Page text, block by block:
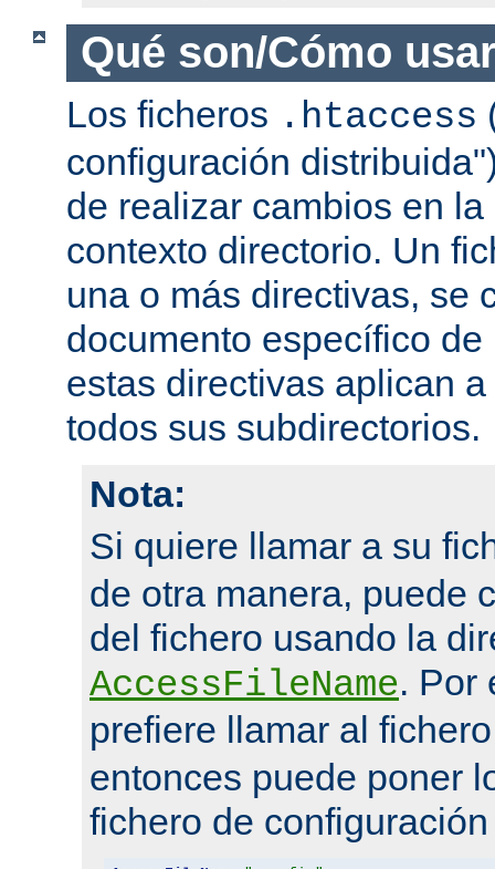
Qué son/Cómo
Los ficheros .htaccess
configuración
de realizar cambios en
contexto directorio. Un
una o más directivas, se
documento específico
estas directivas aplican
todos sus subdirectorios.
Nota:
Si quiere llamar a su
de otra manera, puede
del fichero usando la
AccessFileName. Por
prefiere llamar al
entonces puede poner
fichero de